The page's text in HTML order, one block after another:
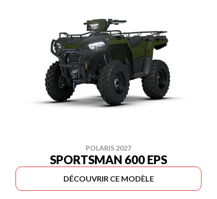
POLARIS 2027
SPORTSMAN 600 EPS
DÉCOUVRIR CE MODÈLE